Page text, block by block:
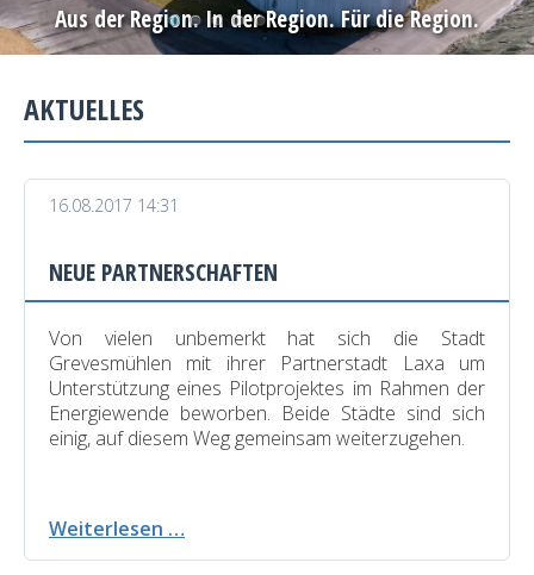
Aus der Region. In der Region. Für die Region.
AKTUELLES
16.08.2017 14:31
NEUE PARTNERSCHAFTEN
Von vielen unbemerkt hat sich die Stadt
Grevesmühlen mit ihrer Partnerstadt Laxa um
Unterstützung eines Pilotprojektes im Rahmen der
Energiewende beworben. Beide Städte sind sich
einig, auf diesem Weg gemeinsam weiterzugehen.
Weiterlesen …